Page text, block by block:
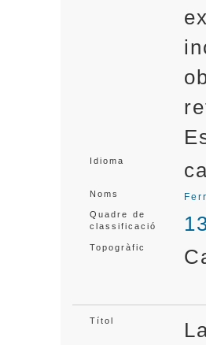
Idioma
Noms
Quadre de
classificació
Topogràfic
Títol